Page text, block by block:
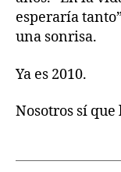
esperaría
una sonrisa.
Ya es 2010.
Nosotros sí